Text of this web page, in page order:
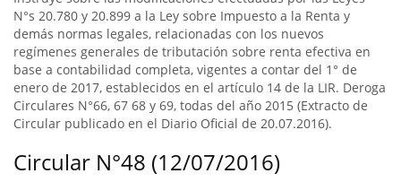
N°s 20.780 y 20.899 a la Ley sobre Impuesto a la Renta y
demás normas legales, relacionadas con los nuevos
regímenes generales de tributación sobre renta efectiva en
base a contabilidad completa, vigentes a contar del 1° de
enero de 2017, establecidos en el artículo 14 de la LIR. Deroga
Circulares N°66, 67 68 y 69, todas del año 2015 (Extracto de
Circular publicado en el Diario Oficial de 20.07.2016).
Circular N°48 (12/07/2016)